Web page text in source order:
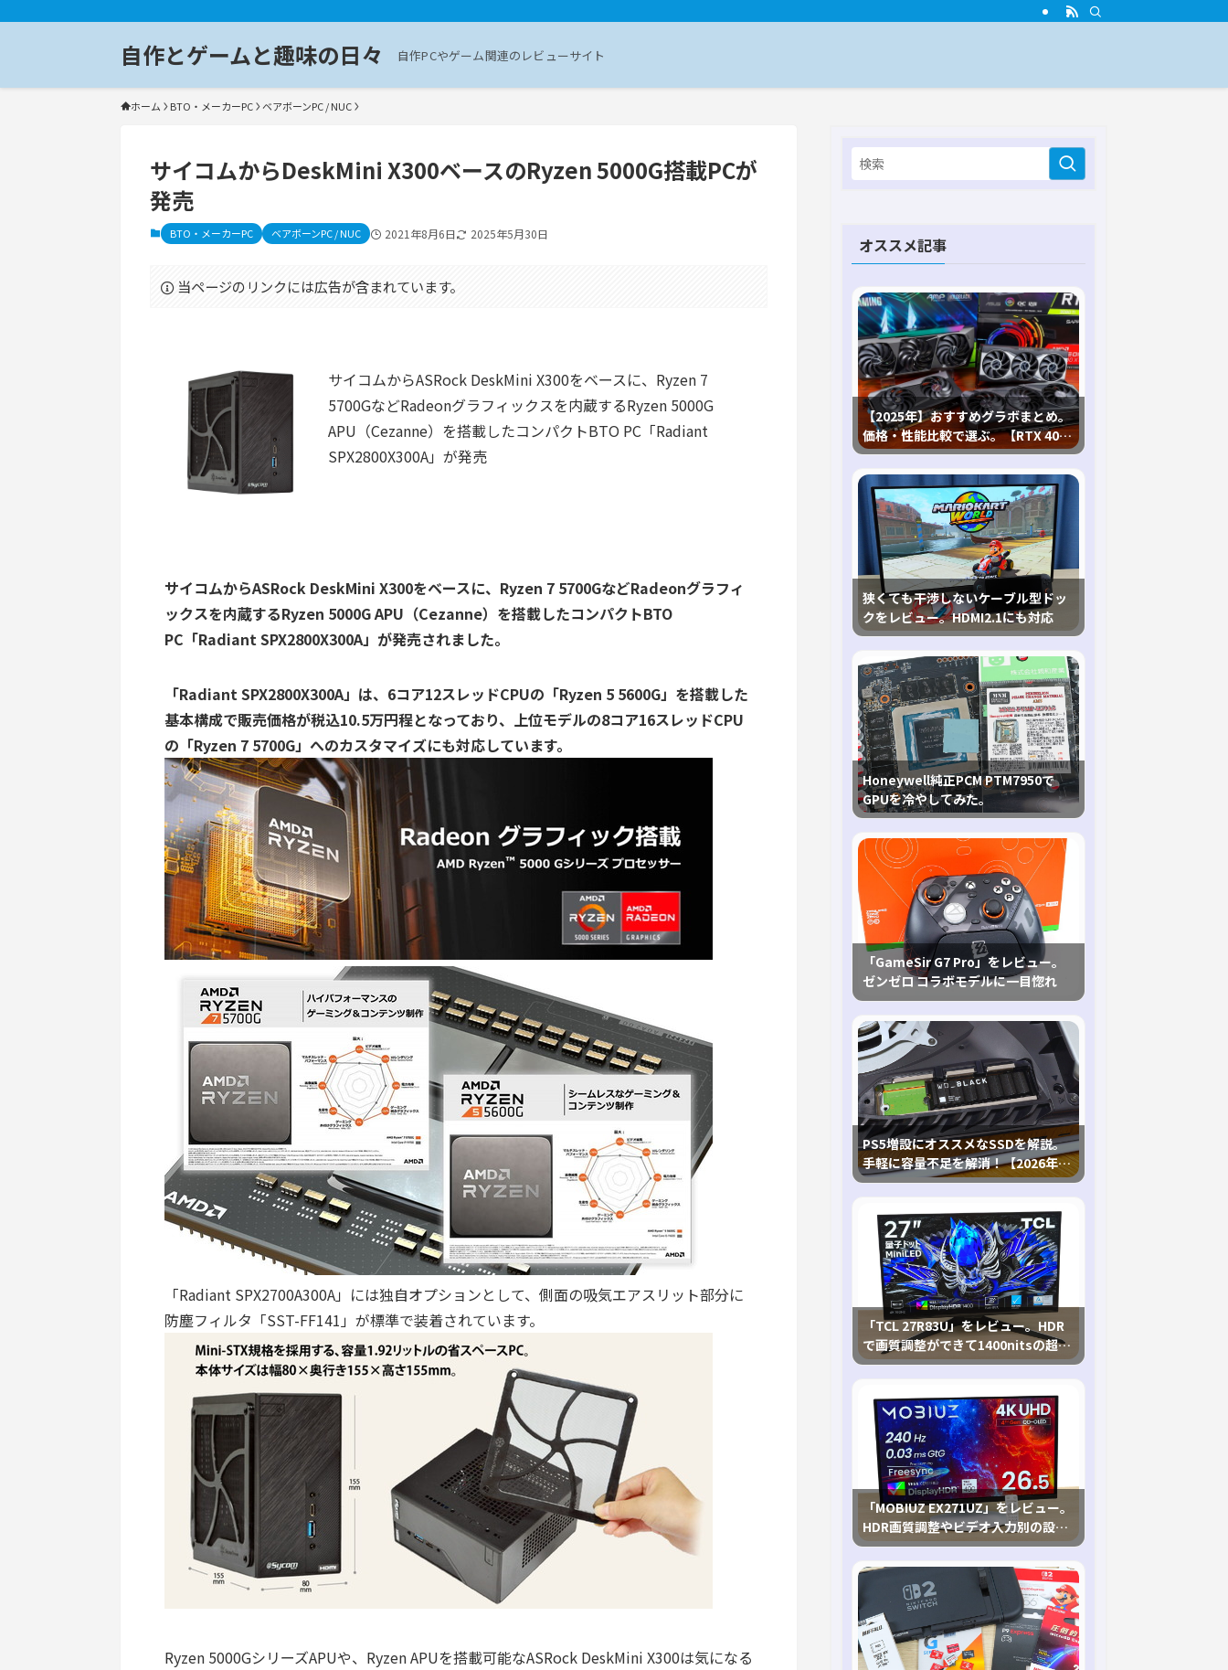
自作とゲームと趣味の日々 自作PCやゲーム関連のレビューサイト
ホーム BTO・メーカーPC ベアボーンPC / NUC
サイコムからDeskMini X300ベースのRyzen 5000G搭載PCが
発売
BTO・メーカーPC ベアボーンPC / NUC 2021年8月6日 2025年5月30日
当ページのリンクには広告が含まれています。
サイコムからASRock DeskMini X300をベースに、Ryzen 7
5700GなどRadeonグラフィックスを内蔵するRyzen 5000G
APU（Cezanne）を搭載したコンパクトBTO PC「Radiant
SPX2800X300A」が発売
サイコムからASRock DeskMini X300をベースに、Ryzen 7 5700GなどRadeonグラフィ
ックスを内蔵するRyzen 5000G APU（Cezanne）を搭載したコンパクトBTO
PC「Radiant SPX2800X300A」が発売されました。
「Radiant SPX2800X300A」は、6コア12スレッドCPUの「Ryzen 5 5600G」を搭載した
基本構成で販売価格が税込10.5万円程となっており、上位モデルの8コア16スレッドCPU
の「Ryzen 7 5700G」へのカスタマイズにも対応しています。
「Radiant SPX2700A300A」には独自オプションとして、側面の吸気エアスリット部分に
防塵フィルタ「SST-FF141」が標準で装着されています。
Ryzen 5000GシリーズAPUや、Ryzen APUを搭載可能なASRock DeskMini X300は気になる
オススメ記事
【2025年】おすすめグラボまとめ。
価格・性能比較で選ぶ。【RTX 40,
RX 7000各種に対応】
狭くても干渉しないケーブル型ドッ
クをレビュー。HDMI2.1にも対応
Honeywell純正PCM PTM7950で
GPUを冷やしてみた。
「GameSir G7 Pro」をレビュー。
ゼンゼロ コラボモデルに一目惚れ
PS5増設にオススメなSSDを解説。
手軽に容量不足を解消！【2026年最
新、PS5 Proにも対応】
「TCL 27R83U」をレビュー。HDR
で画質調整ができて1400nitsの超高
輝度も発揮！
「MOBIUZ EX271UZ」をレビュー。
HDR画質調整やビデオ入力別の設定
が可能な4K有機ELゲーミングモニタ
を徹底検証